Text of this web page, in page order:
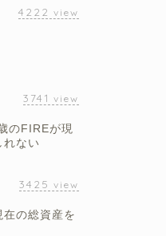
4222 view
3741 view
のFIREが現
れない
3425 view
在の総資産を